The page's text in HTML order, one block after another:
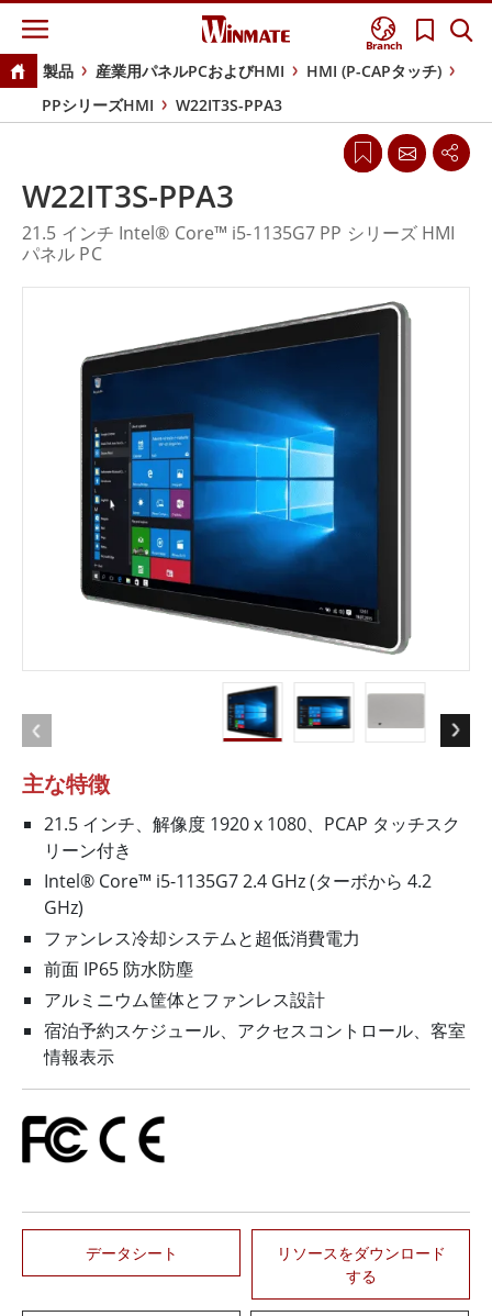
Branch
製品 産業用パネルPCおよびHMI
HMI (P-CAPタッチ)
PPシリーズHMI
W22IT3S-PPA3
主な特徴
21.5 インチ、解像度 1920 x 1080、PCAP タッチスク
リーン付き
Intel® Core™ i5-1135G7 2.4 GHz (ターボから 4.2
GHz)
ファンレス冷却システムと超低消費電力
前面 IP65 防水防塵
アルミニウム筐体とファンレス設計
宿泊予約スケジュール、アクセスコントロール、客室
情報表示
データシート
リソースをダウンロード
する
W22IT3S-PPA3
21.5 インチ Intel® Core™ i5-1135G7 PP シリーズ HMI
パネル PC